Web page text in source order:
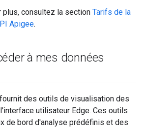
plus, consultez la section Tarifs de la
Apigee.
à mes données
des outils de visualisation des
utilisateur Edge. Ces outils
de bord d'analyse prédéfinis et des